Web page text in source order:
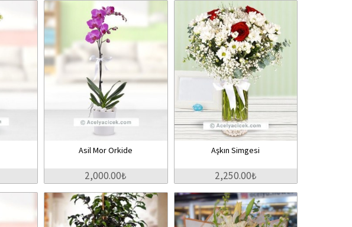
Asil Mor Orkide
2,000.00₺
Aşkın Simgesi
2,250.00₺